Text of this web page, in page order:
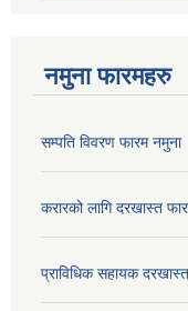
नमुना फारमहरु
सम्पति विवरण फारम नमुना
करारको लागि दरखास्त
प्राविधिक सहायक